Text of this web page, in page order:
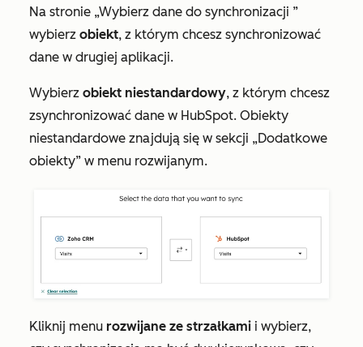
Na stronie „Wybierz dane do synchronizacji ”
wybierz obiekt, z którym chcesz synchronizować
dane w drugiej aplikacji.
Wybierz obiekt niestandardowy, z którym chcesz
zsynchronizować dane w HubSpot. Obiekty
niestandardowe znajdują się w sekcji „Dodatkowe
obiekty” w menu rozwijanym.
Kliknij menu rozwijane ze strzałkami i wybierz,